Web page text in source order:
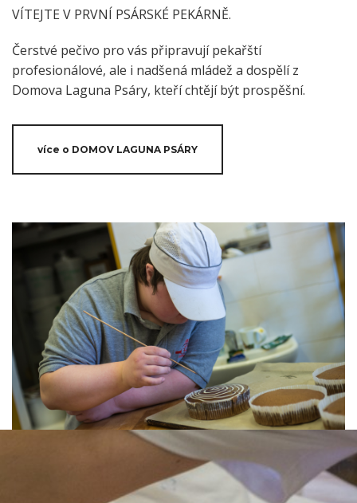
VÍTEJTE V PRVNÍ PSÁRSKÉ PEKÁRNĚ.
Čerstvé pečivo pro vás připravují pekařští
profesionálové, ale i nadšená mládež a dospělí z
Domova Laguna Psáry, kteří chtějí být prospěšní.
více o DOMOV LAGUNA PSÁRY